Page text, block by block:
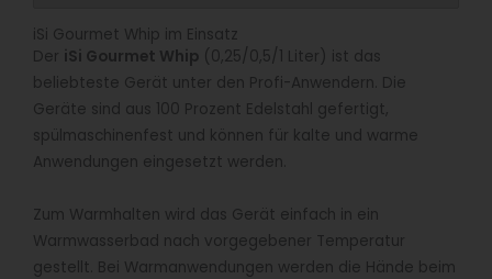
iSi Gourmet Whip im Einsatz
Der iSi Gourmet Whip (0,25/0,5/1 Liter) ist das
beliebteste Gerät unter den Profi-Anwendern. Die
Geräte sind aus 100 Prozent Edelstahl gefertigt,
spülmaschinenfest und können für kalte und warme
Anwendungen eingesetzt werden.
Zum Warmhalten wird das Gerät einfach in ein
Warmwasserbad nach vorgegebener Temperatur
gestellt. Bei Warmanwendungen werden die Hände beim